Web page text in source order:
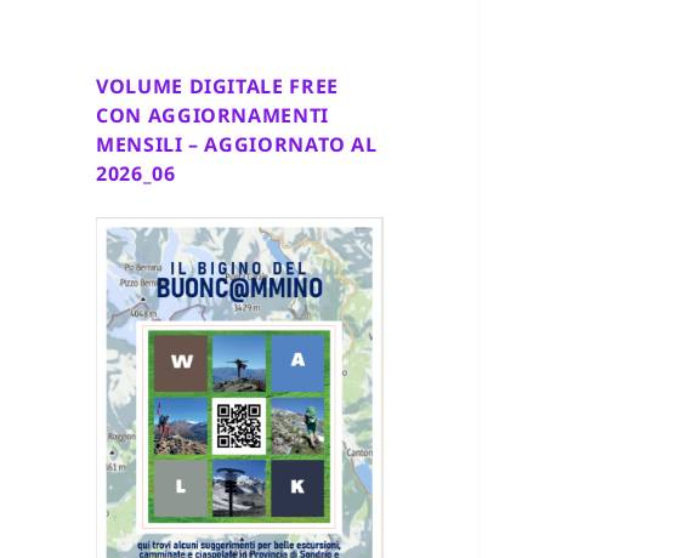
VOLUME DIGITALE FREE
CON AGGIORNAMENTI
MENSILI – AGGIORNATO AL
2026_06